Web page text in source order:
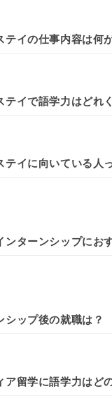
テイの仕事内容は何
テイで語学力はどれ
テイに向いている人
ンターンシップにお
シップ後の就職は？
ア留学に語学力はど